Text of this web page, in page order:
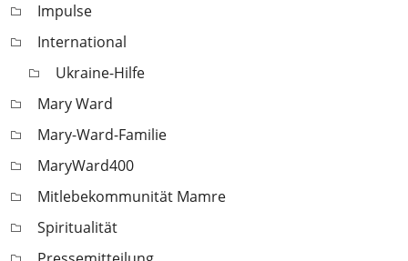
Impulse
International
Ukraine-Hilfe
Mary Ward
Mary-Ward-Familie
MaryWard400
Mitlebekommunität Mamre
Spiritualität